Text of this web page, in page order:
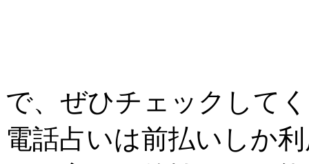
で、ぜひチェックして
電話占いは前払いしか